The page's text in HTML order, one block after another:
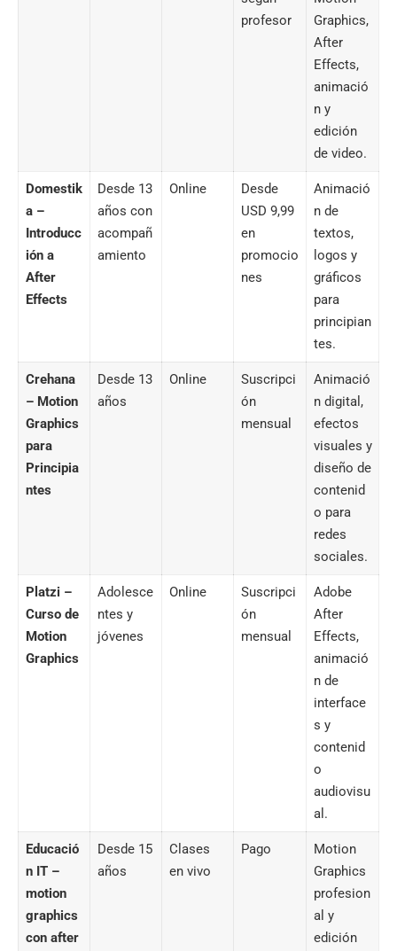
profesor
Graphics,
After
Effects,
animació
n y
edición
de video.
Domestik
a –
Introducc
ión a
After
Effects
Desde 13
años con
acompañ
amiento
Online
Desde
USD 9,99
en
promocio
nes
Animació
n de
textos,
logos y
gráficos
para
principian
tes.
Crehana
– Motion
Graphics
para
Principia
ntes
Desde 13
años
Online
Suscripci
ón
mensual
Animació
n digital,
efectos
visuales y
diseño de
contenid
o para
redes
sociales.
Platzi –
Curso de
Motion
Graphics
Adolesce
ntes y
jóvenes
Online
Suscripci
ón
mensual
Adobe
After
Effects,
animació
n de
interface
s y
contenid
o
audiovisu
al.
Educació
n IT –
motion
graphics
con after
Desde 15
años
Clases
en vivo
Pago
Motion
Graphics
profesion
al y
edición